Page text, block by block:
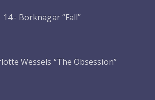
14.- Borknagar “Fall”
Wessels “The Obsession”